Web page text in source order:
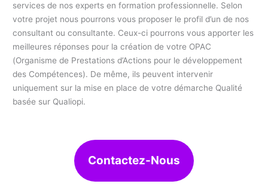
services de nos experts en formation professionnelle. Selon
votre projet nous pourrons vous proposer le profil d’un de nos
consultant ou consultante. Ceux-ci pourrons vous apporter les
meilleures réponses pour la création de votre OPAC
(Organisme de Prestations d’Actions pour le développement
des Compétences). De même, ils peuvent intervenir
uniquement sur la mise en place de votre démarche Qualité
basée sur Qualiopi.
Contactez-Nous